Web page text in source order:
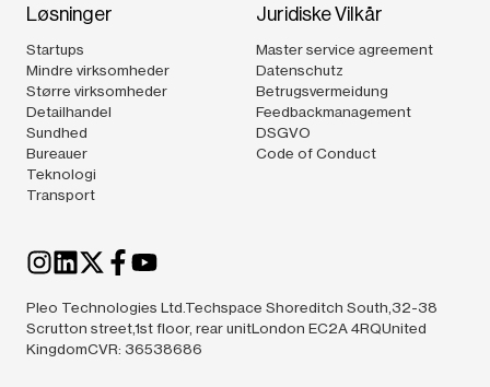
Løsninger
Startups
Mindre virksomheder
Større virksomheder
Detailhandel
Sundhed
Bureauer
Teknologi
Transport
Juridiske Vilkår
Master service agreement
Datenschutz
Betrugsvermeidung
Feedbackmanagement
DSGVO
Code of Conduct
Pleo Technologies Ltd.Techspace Shoreditch South,32-38
Scrutton street,1st floor, rear unitLondon EC2A 4RQUnited
KingdomCVR: 36538686